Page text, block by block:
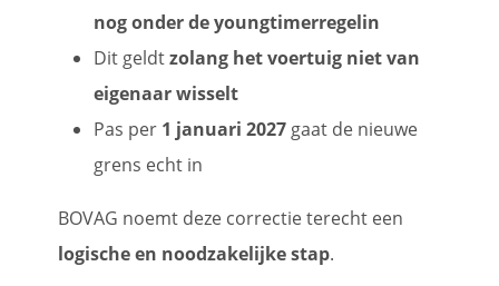
nog onder de youngtimerregelin
Dit geldtzolang het voertuig niet van
eigenaar wisselt
Pas per 1 januari 2027 gaat de nieuwe
grens echt in
BOVAG noemt deze correctie terecht een
logische en noodzakelijke stap.